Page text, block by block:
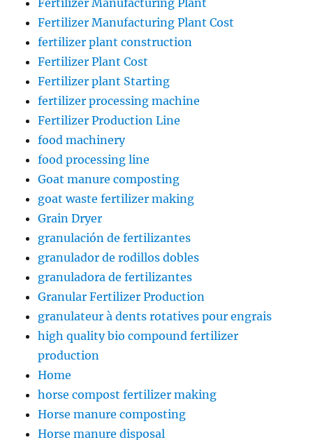
Fertilizer Manufacturing Plant
Fertilizer Manufacturing Plant Cost
fertilizer plant construction
Fertilizer Plant Cost
Fertilizer plant Starting
fertilizer processing machine
Fertilizer Production Line
food machinery
food processing line
Goat manure composting
goat waste fertilizer making
Grain Dryer
granulación de fertilizantes
granulador de rodillos dobles
granuladora de fertilizantes
Granular Fertilizer Production
granulateur à dents rotatives pour engrais
high quality bio compound fertilizer
production
Home
horse compost fertilizer making
Horse manure composting
Horse manure disposal